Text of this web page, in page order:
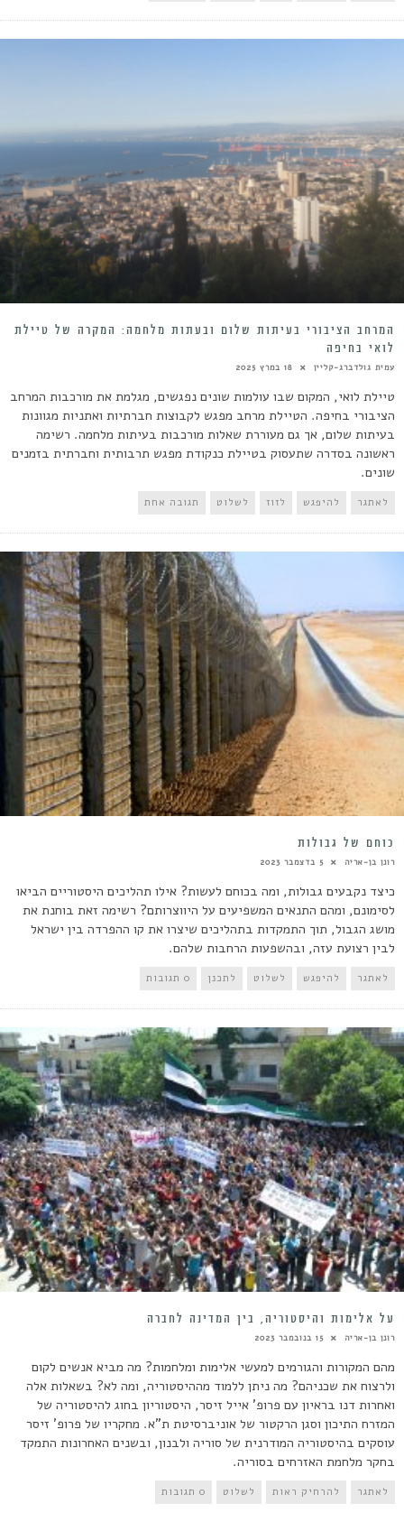
המרחב הציבורי בעיתות שלום ובעתות מלחמה: המקרה של טיילת
לואי בחיפה
עמית גולדברג-קליין 18 במרץ 2025
טיילת לואי, המקום שבו עולמות שונים נפגשים, מגלמת את מורכבות המרחב
הציבורי בחיפה. הטיילת מרחב מפגש לקבוצות חברתיות ואתניות מגוונות
בעיתות שלום, אך גם מעוררת שאלות מורכבות בעיתות מלחמה. רשימה
ראשונה בסדרה שתעסוק בטיילת כנקודת מפגש תרבותית וחברתית בזמנים
שונים.
לאתגר להיפגש לזוז לשלוט תגובה אחת
כוחם של גבולות
רונן בן-אריה 5 בדצמבר 2023
כיצד נקבעים גבולות, ומה בכוחם לעשות? אילו תהליכים היסטוריים הביאו
לסימונם, ומהם התנאים המשפיעים על היווצרותם? רשימה זאת בוחנת את
מושג הגבול, תוך התמקדות בתהליכים שיצרו את קו ההפרדה בין ישראל
לבין רצועת עזה, ובהשפעות הרחבות שלהם.
לאתגר להיפגש לשלוט לתכנן 0 תגובות
על אלימות והיסטוריה, בין המדינה לחברה
רונן בן-אריה 15 בנובמבר 2023
מהם המקורות והגורמים למעשי אלימות ומלחמות? מה מביא אנשים לקום
ולרצוח את שכניהם? מה ניתן ללמוד מההיסטוריה, ומה לא? בשאלות אלה
ואחרות דנו בראיון עם פרופ' אייל זיסר, היסטוריון בחוג להיסטוריה של
המזרח התיכון וסגן הרקטור של אוניברסיטת ת"א. מחקריו של פרופ' זיסר
עוסקים בהיסטוריה המודרנית של סוריה ולבנון, ובשנים האחרונות התמקד
בחקר מלחמת האזרחים בסוריה.
לאתגר להרחיק ראות לשלוט 0 תגובות